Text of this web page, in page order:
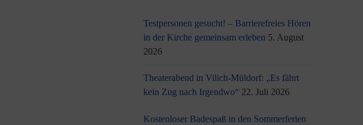
Testpersonen gesucht! – Barrierefreies Hören
in der Kirche gemeinsam erleben 5. August
2026
Theaterabend in Vilich-Müldorf: „Es fährt
kein Zug nach Irgendwo“ 22. Juli 2026
Kostenloser Badespaß in den Sommerferien